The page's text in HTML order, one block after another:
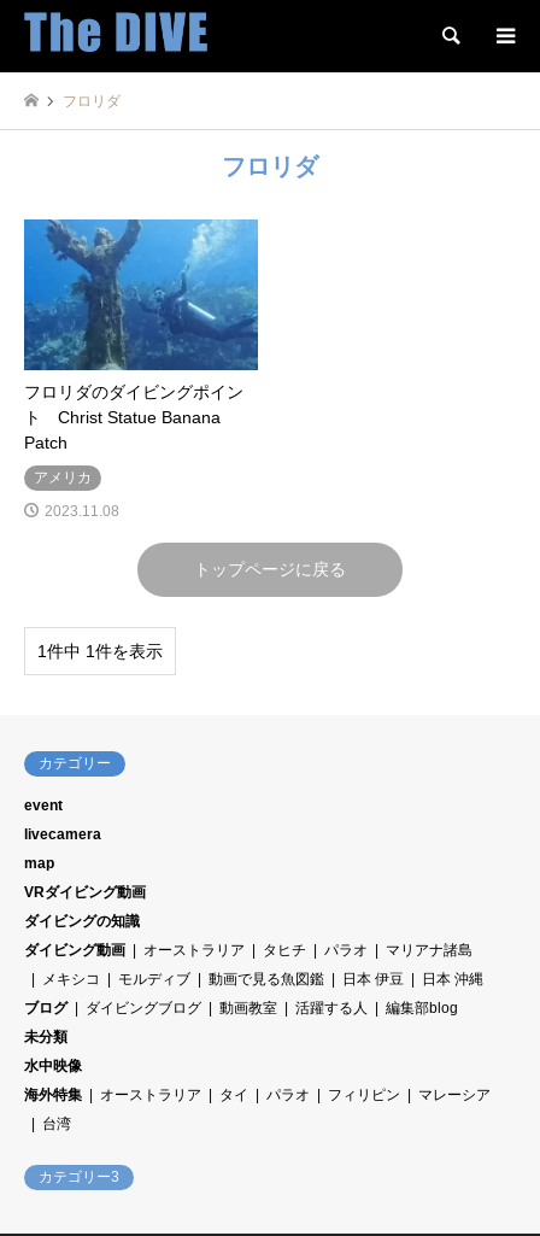
検索
フロリダ
フロリダ
フロリダのダイビングポイン
ト Christ Statue Banana
Patch
アメリカ
2023.11.08
トップページに戻る
1件中 1件を表示
カテゴリー
event
livecamera
map
VRダイビング動画
ダイビングの知識
ダイビング動画
オーストラリア タヒチ パラオ
マリアナ諸島
メキシコ
モルディブ 動画で見る魚図鑑 日本 伊豆
日本 沖縄
ブログ
ダイビングブログ 動画教室 活躍する人
編集部blog
未分類
水中映像
海外特集
オーストラリア タイ パラオ フィリピン
マレーシア
台湾
カテゴリー3